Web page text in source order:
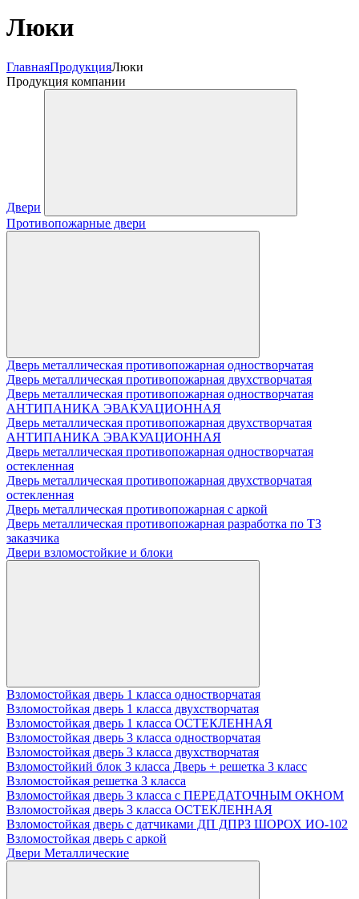
Люки
ГлавнаяПродукцияЛюки
Продукция компании
Двери
Противопожарные двери
Дверь металлическая противопожарная одностворчатая
Дверь металлическая противопожарная двухстворчатая
Дверь металлическая противопожарная одностворчатая
АНТИПАНИКА ЭВАКУАЦИОННАЯ
Дверь металлическая противопожарная двухстворчатая
АНТИПАНИКА ЭВАКУАЦИОННАЯ
Дверь металлическая противопожарная одностворчатая
остекленная
Дверь металлическая противопожарная двухстворчатая
остекленная
Дверь металлическая противопожарная с аркой
Дверь металлическая противопожарная разработка по ТЗ
заказчика
Двери взломостойкие и блоки
Взломостойкая дверь 1 класса одностворчатая
Взломостойкая дверь 1 класса двухстворчатая
Взломостойкая дверь 1 класса ОСТЕКЛЕННАЯ
Взломостойкая дверь 3 класса одностворчатая
Взломостойкая дверь 3 класса двухстворчатая
Взломостойкий блок 3 класса Дверь + решетка 3 класс
Взломостойкая решетка 3 класса
Взломостойкая дверь 3 класса с ПЕРЕДАТОЧНЫМ ОКНОМ
Взломостойкая дверь 3 класса ОСТЕКЛЕННАЯ
Взломостойкая дверь с датчиками ДП ДПРЗ ШОРОХ ИО-102
Взломостойкая дверь с аркой
Двери Металлические